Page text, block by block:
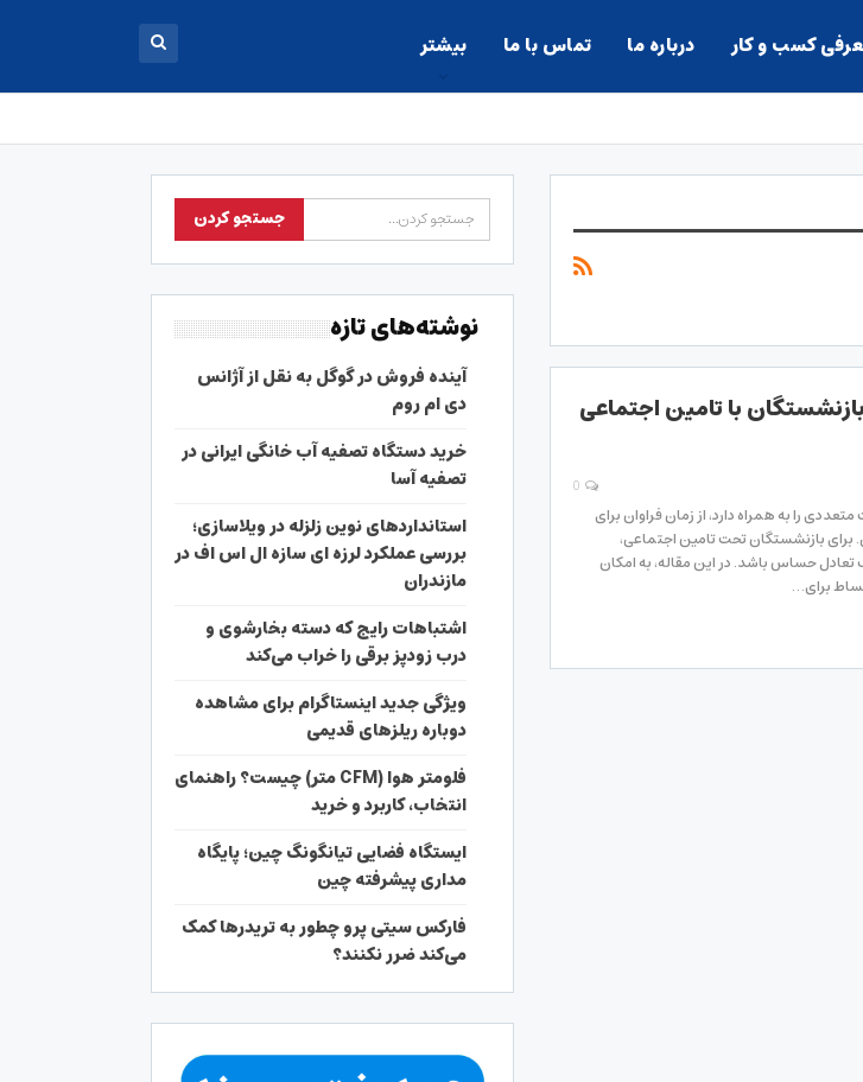
کسب و کار درباره ما تماس با ما بیشتر
با تامین اجتماعی
را به همراه دارد، از زمان فراوان برای
برای بازنشستگان تحت تامین اجتماعی،
حساس باشد. در این مقاله، به امکان
برای…
نوشته‌های تازه
آینده فروش در گوگل به نقل از آژانس
دی ام روم
خرید دستگاه تصفیه آب خانگی ایرانی در
تصفیه آسا
استانداردهای نوین زلزله در ویلاسازی؛
بررسی عملکرد لرزه ای سازه ال اس اف در
مازندران
اشتباهات رایج که دسته بخارشوی و
درب زودپز برقی را خراب می‌کند
ویژگی جدید اینستاگرام برای مشاهده
دوباره ریلزهای قدیمی
فلومتر هوا (CFM متر) چیست؟ راهنمای
انتخاب، کاربرد و خرید
ایستگاه فضایی تیانگونگ چین؛ پایگاه
مداری پیشرفته چین
فارکس سیتی پرو چطور به تریدرها کمک
می‌کند ضرر نکنند؟